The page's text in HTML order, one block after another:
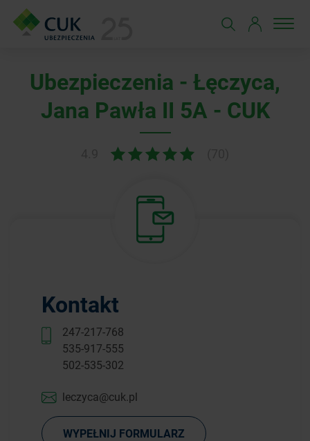
Ubezpieczenia - Łęczyca,
Jana Pawła II 5A - CUK
Kontakt
247-217-768
535-917-555
502-535-302
leczyca@cuk.pl
WYPEŁNIJ FORMULARZ